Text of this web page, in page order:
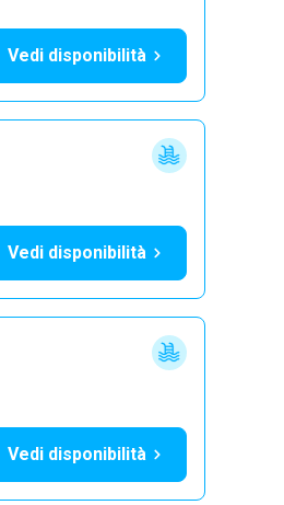
Vedi disponibilità
Vedi disponibilità
Vedi disponibilità